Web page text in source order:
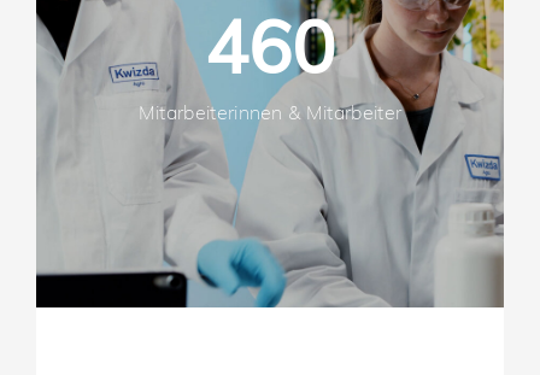
460
Mitarbeiterinnen & Mitarbeiter